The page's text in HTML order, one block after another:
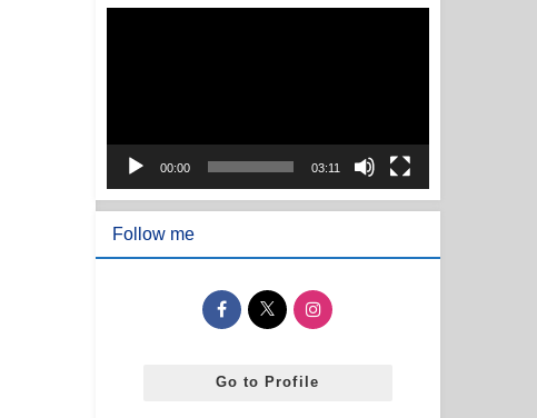
ー
00:00 03:11
Follow me
Go to Profile